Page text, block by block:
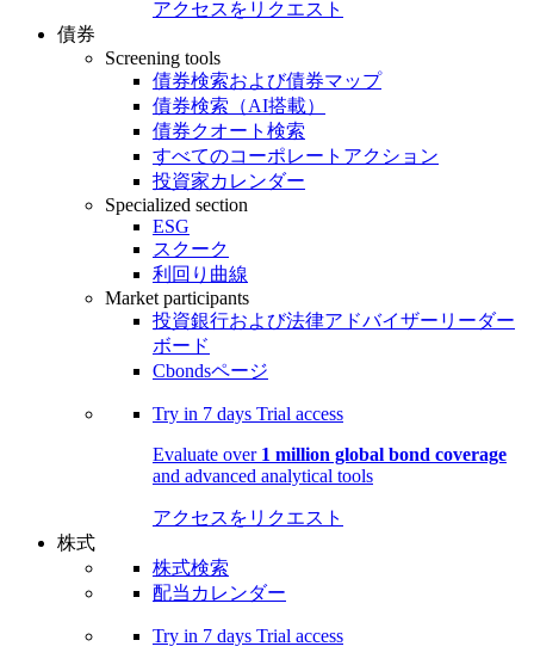
アクセスをリクエスト
債券
Screening tools
債券検索および債券マップ
債券検索（AI搭載）
債券クオート検索
すべてのコーポレートアクション
投資家カレンダー
Specialized section
ESG
スクーク
利回り曲線
Market participants
投資銀行および法律アドバイザーリーダー
ボード
Cbondsページ
Try in 7 days Trial access
Evaluate over 1 million global bond coverage
and advanced analytical tools
アクセスをリクエスト
株式
株式検索
配当カレンダー
Try in 7 days Trial access